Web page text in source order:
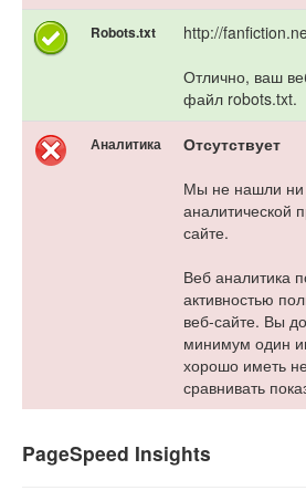
Robots.txt
http://
Отлично, ваш
файл robots.txt.
Аналитика
Отсутствует
Мы не нашли ни
аналитической
сайте.
Веб аналитика
активностью
веб-сайте. Вы
минимум один
хорошо иметь
сравнивать
PageSpeed Insights